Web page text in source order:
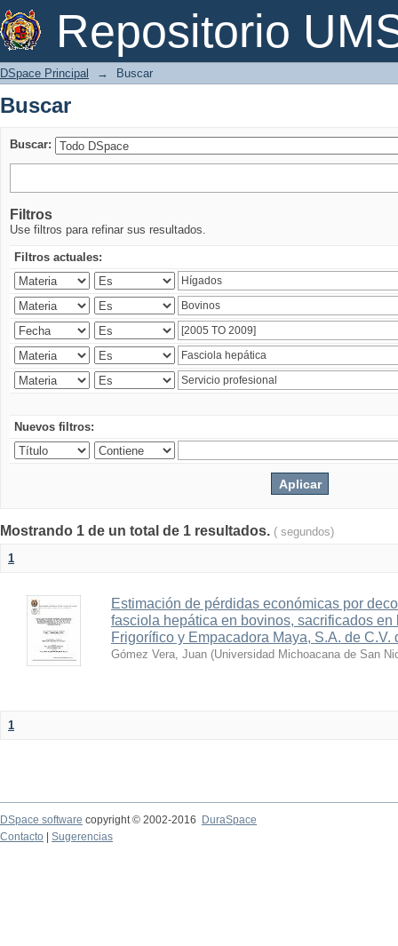
Repositorio
Buscar
DSpace Principal → Buscar
Buscar
Buscar:
Filtros
Use filtros para refinar sus resultados.
Filtros actuales:
Nuevos filtros:
Mostrando 1 de un total de 1 resultados. ( segundos)
1
Estimación de pérdidas económicas por
fasciola hepática en bovinos, sacrificados en
Frigorífico y Empacadora Maya, S.A. de
Gómez Vera, Juan (Universidad Michoacana de San
1
DSpace software copyright © 2002-2016
DuraSpace
Contacto
Sugerencias